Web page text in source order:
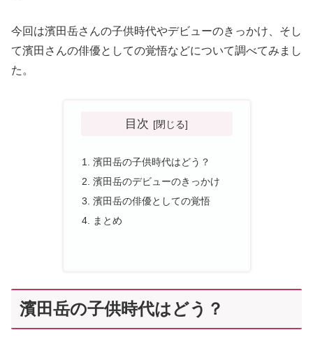
今回は濱田岳さんの子供時代やデビューのきっかけ、そし
て濱田さんの俳優としての覚悟などについて調べてみまし
た。
目次
濱田岳の子供時代はどう？
濱田岳のデビューのきっかけ
濱田岳の俳優としての覚悟
まとめ
濱田岳の子供時代はどう？